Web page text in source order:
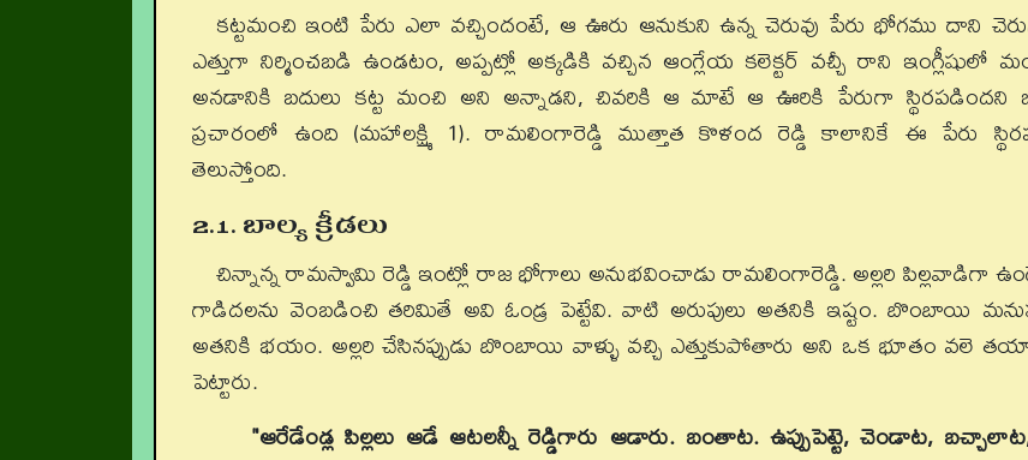
కట్టమంచి ఇంటి పేరు ఎలా వచ్చిందంటే, ఆ ఊరు ఆనుకుని ఉన్న చెరువు పేరు భోగము దాని
ఎత్తుగా నిర్మించబడి ఉండటం, అప్పట్లో అక్కడికి వచ్చిన ఆంగ్లేయ కలెక్టర్ వచ్చీ రాని ఇంగ్లీషులో
అనడానికి బదులు కట్ట మంచి అని అన్నాడని, చివరికి ఆ మాటే ఆ ఊరికి పేరుగా స్థిరపడిందని
ప్రచారంలో ఉంది (మహాలక్ష్మి 1). రామలింగారెడ్డి ముత్తాత కొళంద రెడ్డి కాలానికే ఈ పేరు
తెలుస్తోంది.
2.1. బాల్య క్రీడలు
చిన్నాన్న రామస్వామి రెడ్డి ఇంట్లో రాజ భోగాలు అనుభవించాడు రామలింగారెడ్డి. అల్లరి పిల్లవాడిగా
గాడిదలను వెంబడించి తరిమితే అవి ఓండ్ర పెట్టేవి. వాటి అరుపులు అతనికి ఇష్టం. బొంబాయి
అతనికి భయం. అల్లరి చేసినప్పుడు బొంబాయి వాళ్ళు వచ్చి ఎత్తుకుపోతారు అని ఒక భూతం వలె
పెట్టారు.
"ఆరేడేండ్ల పిల్లలు ఆడే ఆటలన్నీ రెడ్డిగారు ఆడారు. బంతాట. ఉప్పుపెట్టె, చెండాట,